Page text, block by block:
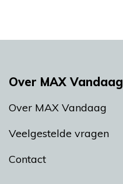
Over MAX Vandaag
Over MAX Vandaag
Veelgestelde vragen
Contact